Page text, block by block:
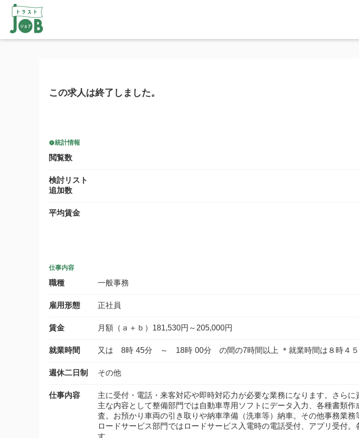
この求人は終了しました。
統計情報
閲覧数
検討リスト
追加数
平均賃金
仕事内容
職種 一般事務
雇用形態 正社員
賃金 月額（ａ＋ｂ）181,530円～205,000円
就業時間 又は 8時 45分 ～ 18時 00分 の間の7時間以上 ＊就業時間は８時４５
週休二日制 その他
仕事内容
主に受付・電話・来客対応や即時対応力が必要な業務になります。さら
主な内容として整備部門では自動車専用ソフトにデータ入力、各種書類
査。お預かり車両の引き取りや納車準備（洗車等）納車。その他事務業務
ロードサービス部門ではロードサービス入電時の電話受付、アプリ受付
す。